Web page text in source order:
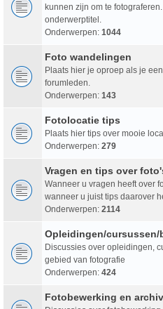
kunnen zijn om te
onderwerptitel.
Onderwerpen: 1044
Foto wandelingen
Plaats hier je oproep als je
forumleden.
Onderwerpen: 143
Fotolocatie tips
Plaats hier tips over mooie
Onderwerpen: 279
Vragen en tips over
Wanneer u vragen heeft over
wanneer u juist tips daarover
Onderwerpen: 2114
Opleidingen/cursussen/
Discussies over opleidingen,
gebied van fotografie
Onderwerpen: 424
Fotobewerking en